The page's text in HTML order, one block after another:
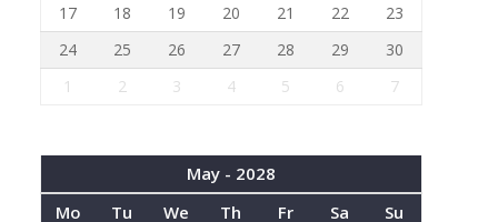
17
18 19 20 21 22
23
24
25 26 27 28 29
30
1
2 3 4 5 6 7
May - 2028
Mo
Tu We Th Fr Sa Su